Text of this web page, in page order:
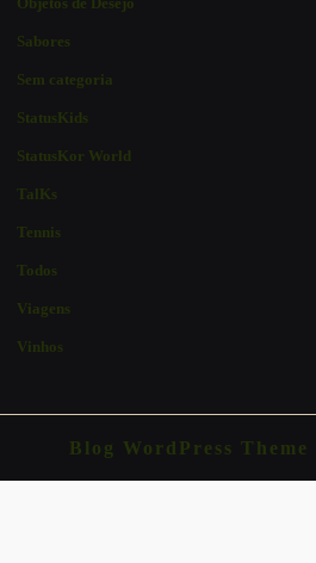
Sabores
Sem categoria
StatusKids
StatusKor World
TalKs
Tennis
Todos
Viagens
Vinhos
Blog WordPress Theme